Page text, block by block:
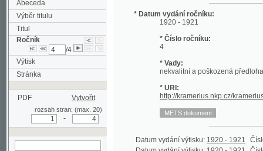
Výběr titulu
Titul
Ročník
/4
Výtisk
Stránka
PDF
rozsah stran: (max. 20)
ročníku
1920 - 1921
* Číslo ročníku:
* Vady:
* URI:
http://kramerius.nkp.cz/kramerius/
Datum vydání výtisku:1920 - 1921
1920 - 1921 Číslo
Datum vydání výtisku:1920 - 1921 Číslo
Datum vydání výtisku:1920 - 1921 Číslo